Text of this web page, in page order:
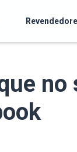
no